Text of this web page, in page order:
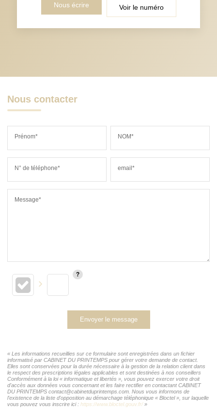
Nous écrire Voir le numéro
Nous contacter
Prénom* NOM*
N° de téléphone* email*
Message*
Envoyer le message
« Les informations recueillies sur ce formulaire sont enregistrées dans un fichier
informatisé par CABINET DU PRINTEMPS pour gérer votre demande de contact.
Elles sont conservées pour la durée nécessaire à la gestion de la relation client dans
le respect des prescriptions légales applicables et sont destinées à nos conseillers
Conformément à la loi « informatique et libertés », vous pouvez exercer votre droit
d'accès aux données vous concernant et les faire rectifier en contactant CABINET
DU PRINTEMPS contact@cabinetduprintemps.com. Nous vous informons de
l'existence de la liste d'opposition au démarchage téléphonique « Bloctel », sur laquelle
vous pouvez vous inscrire ici : https://www.bloctel.gouv.fr/»